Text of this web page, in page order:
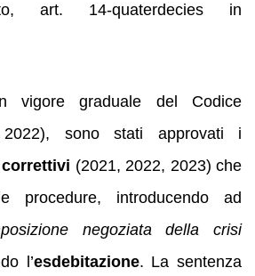
art. 14-quaterdecies in
vigore graduale del Codice
2022), sono stati approvati i
(2021, 2022, 2023) che
procedure, introducendo ad
negoziata della crisi
l’esdebitazione. La sentenza